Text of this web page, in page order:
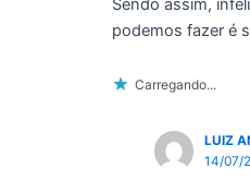
Sendo assim,
podemos fazer é
Carregando...
LUIZ
14/07/